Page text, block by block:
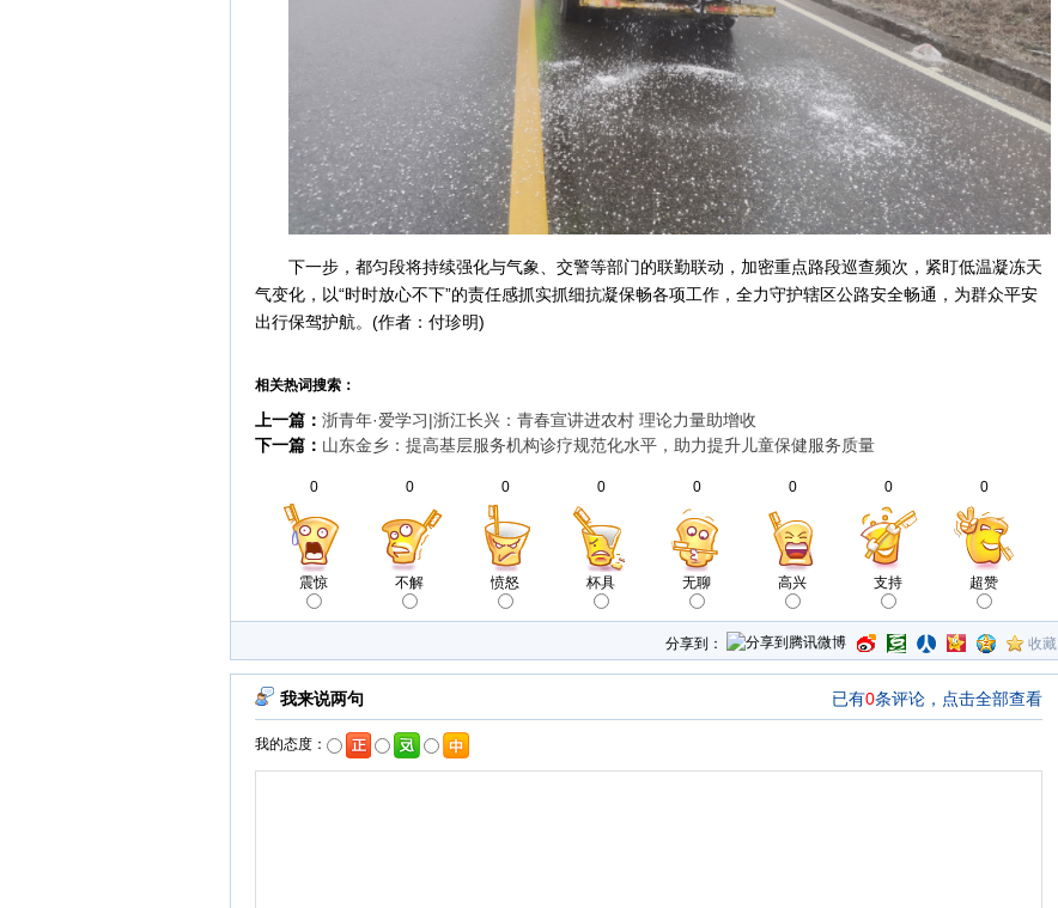
下一步，都匀段将持续强化与气象、交警等部门的联勤联动，加密重点路段巡查频次，紧盯低温凝冻天
气变化，以“时时放心不下”的责任感抓实抓细抗凝保畅各项工作，全力守护辖区公路安全畅通，为群众平安
出行保驾护航。 (作者：付珍明)
相关热词搜索：
上一篇： 浙青年·爱学习|浙江长兴：青春宣讲进农村 理论力量助增收
下一篇： 山东金乡：提高基层服务机构诊疗规范化水平，助力提升儿童保健服务质量
0
震惊
0
不解
0
愤怒
0
杯具
0
无聊
0
高兴
0
支持
0
超赞
分享到： 收藏